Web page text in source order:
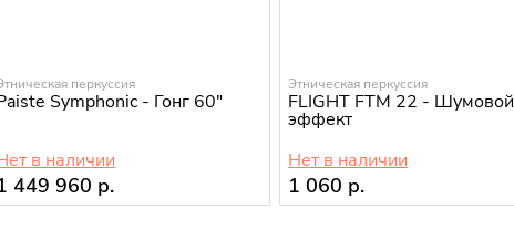
перкуссия
Symphonic - Гонг 60"
в наличии
449 960 р.
Этническая перкуссия
FLIGHT FTM 22 - Шумовой
эффект
Нет в наличии
1 060 р.